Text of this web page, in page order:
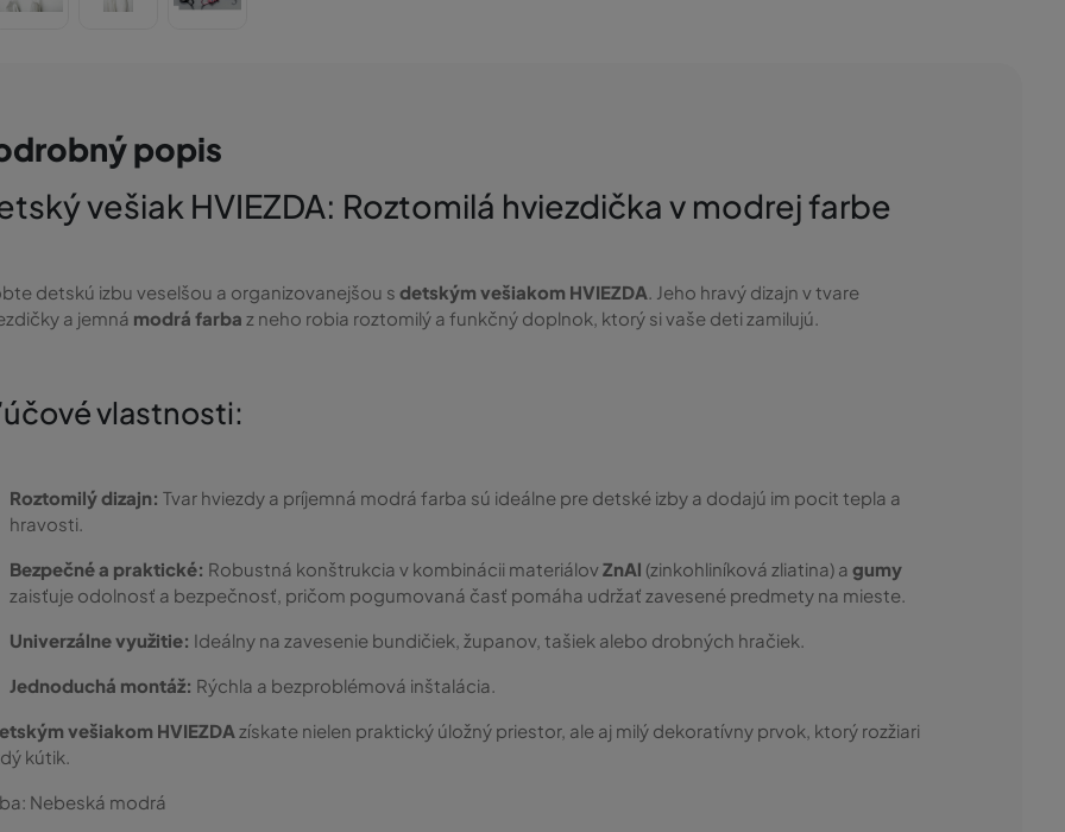
popis
vešiak HVIEZDA: Roztomilá hviezdička v modrej farbe
detskú izbu veselšou a organizovanejšou s detským vešiakom HVIEZDA. Jeho hravý dizajn v tvare
a jemná modrá farba z neho robia roztomilý a funkčný doplnok, ktorý si vaše deti zamilujú.
vlastnosti:
Roztomilý dizajn: Tvar hviezdy a príjemná modrá farba sú ideálne pre detské izby a dodajú im pocit tepla a
hravosti.
Bezpečné a praktické: Robustná konštrukcia v kombinácii materiálovZnAl (zinkohliníková zliatina) a gumy
zaisťuje odolnosť a bezpečnosť, pričom pogumovaná časť pomáha udržať zavesené predmety na mieste.
Univerzálne využitie: Ideálny na zavesenie bundičiek, županov, tašiek alebo drobných hračiek.
Jednoduchá montáž: Rýchla a bezproblémová inštalácia.
vešiakom HVIEZDA získate nielen praktický úložný priestor, ale aj milý dekoratívny prvok, ktorý rozžiari
kútik.
Nebeská modrá